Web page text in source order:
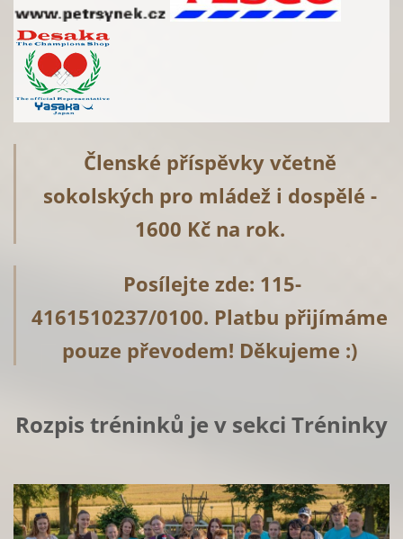
Členské příspěvky včetně
sokolských pro mládež i dospělé -
1600 Kč na rok.
Posílejte zde: 115-
4161510237/0100. Platbu přijímáme
pouze převodem! Děkujeme :)
Rozpis tréninků je v sekci Tréninky